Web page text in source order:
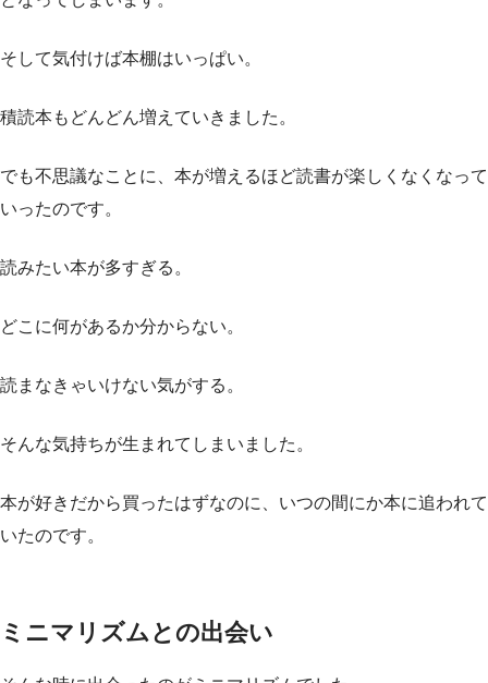
そして気付けば本棚はいっぱい。
積読本もどんどん増えていきました。
でも不思議なことに、本が増えるほど読書が楽しくなくなって
いったのです。
読みたい本が多すぎる。
どこに何があるか分からない。
読まなきゃいけない気がする。
そんな気持ちが生まれてしまいました。
本が好きだから買ったはずなのに、いつの間にか本に追われて
いたのです。
ミニマリズムとの出会い